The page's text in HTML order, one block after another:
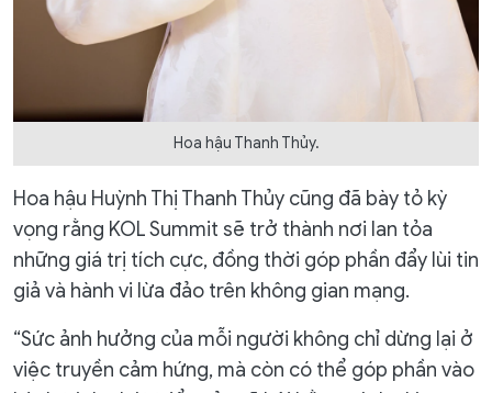
Hoa hậu Thanh Thủy.
Hoa hậu Huỳnh Thị Thanh Thủy cũng đã bày tỏ kỳ
vọng rằng KOL Summit sẽ trở thành nơi lan tỏa
những giá trị tích cực, đồng thời góp phần đẩy lùi tin
giả và hành vi lừa đảo trên không gian mạng.
“Sức ảnh hưởng của mỗi người không chỉ dừng lại ở
việc truyền cảm hứng, mà còn có thể góp phần vào